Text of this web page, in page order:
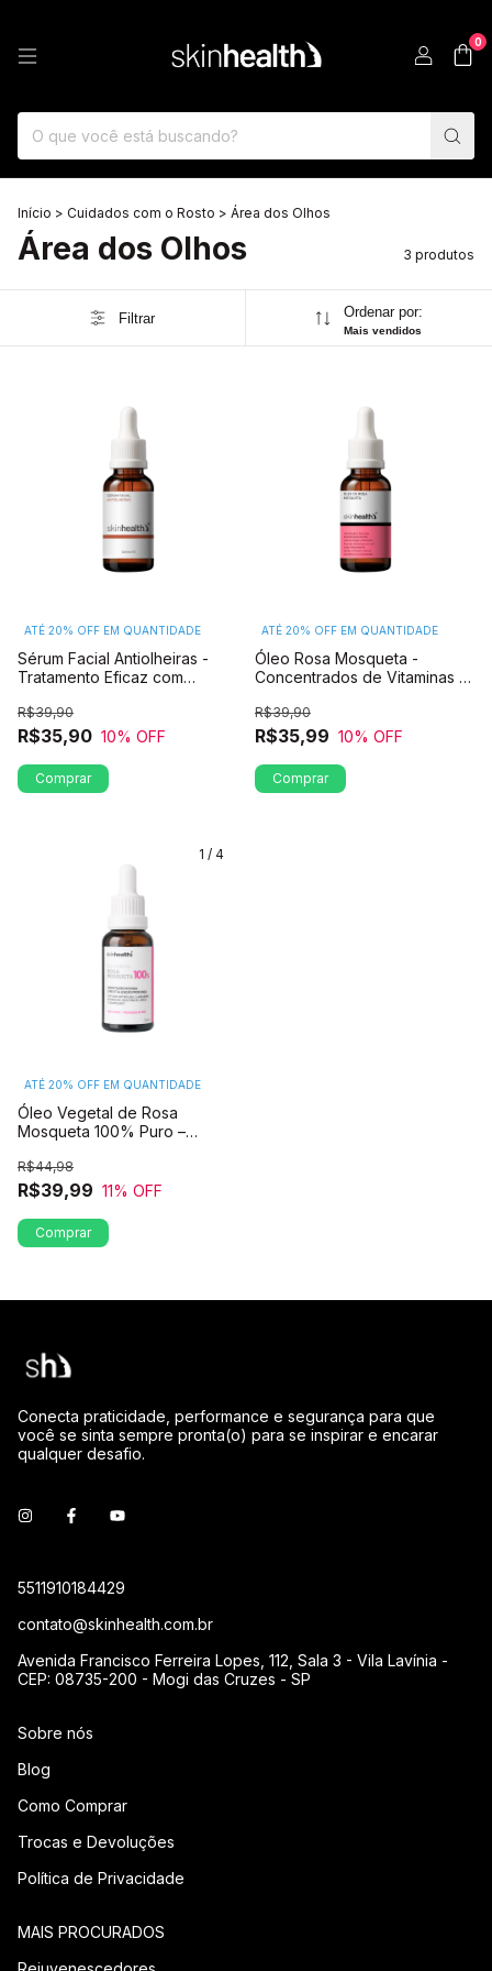
0
Início > Cuidados com o Rosto > Área dos Olhos
Área dos Olhos 3 produtos
Filtrar Ordenar por:
Mais vendidos
Sérum Facial Antiolheiras -
Tratamento Eficaz com
R$35,90
R$39,90
10% OFF
ATÉ 20% OFF EM QUANTIDADE
Óleo Rosa Mosqueta -
Concentrados de Vitaminas e
R$35,99
R$39,90
10% OFF
ATÉ 20% OFF EM QUANTIDADE
1 / 4
Óleo Vegetal de Rosa
Mosqueta 100% Puro –
R$39,99
R$44,98
11% OFF
ATÉ 20% OFF EM QUANTIDADE
Conecta praticidade, performance e segurança para que
você se sinta sempre pronta(o) para se inspirar e encarar
qualquer desafio.
5511910184429
contato@skinhealth.com.br
Avenida Francisco Ferreira Lopes, 112, Sala 3 - Vila Lavínia -
CEP: 08735-200 - Mogi das Cruzes - SP
Sobre nós
Blog
Como Comprar
Trocas e Devoluções
Política de Privacidade
MAIS PROCURADOS